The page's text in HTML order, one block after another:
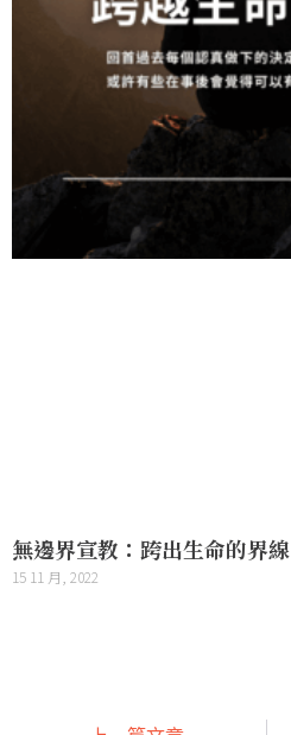
無邊界宣教：跨出生命的界線
15 11 月, 2022